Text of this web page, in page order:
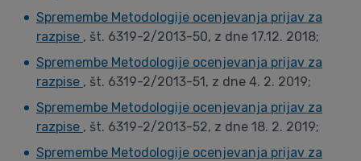
Spremembe Metodologije ocenjevanja prijav za
razpise , št. 6319-2/2013-50, z dne 17.12. 2018;
Spremembe Metodologije ocenjevanja prijav za
razpise , št. 6319-2/2013-51, z dne 4. 2. 2019;
Spremembe Metodologije ocenjevanja prijav za
razpise , št. 6319-2/2013-52, z dne 18. 2. 2019;
Spremembe Metodologije ocenjevanja prijav za